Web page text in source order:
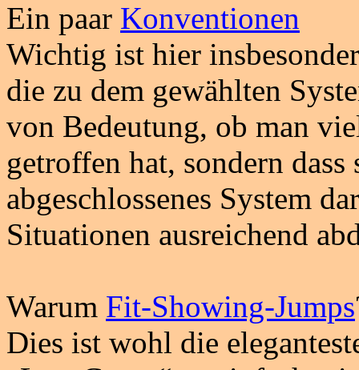
Ein paar Konventionen
Wichtig ist hier
die zu dem gewählten
von Bedeutung, ob man
getroffen hat, sondern
abgeschlossenes System
Situationen ausreichend
Warum Fit-Showing-Jumps
Dies ist wohl die